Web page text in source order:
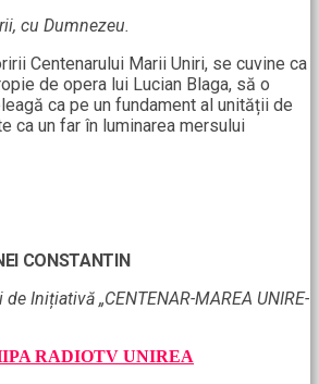
cu Dumnezeu.
Centenarului Marii Uniri, se cuvine ca
de opera lui Lucian Blaga, să o
ca pe un fundament al unității de
ca un far în luminarea mersului
spre viitor.
CONSTANTIN
Inițiativă „CENTENAR-MAREA UNIRE-
RADIOTV UNIREA